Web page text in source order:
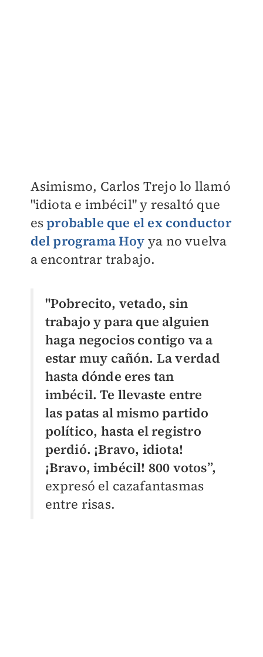
Asimismo, Carlos Trejo lo llamó
"idiota e imbécil" y resaltó que
esprobable que el ex conductor
del programa Hoy ya no vuelva
a encontrar trabajo.
"Pobrecito, vetado, sin
trabajo y para que alguien
haga negocios contigo va a
estar muy cañón. La verdad
hasta dónde eres tan
imbécil. Te llevaste entre
las patas al mismo partido
político, hasta el registro
perdió. ¡Bravo, idiota!
¡Bravo, imbécil! 800 votos”,
expresó el cazafantasmas
entre risas.